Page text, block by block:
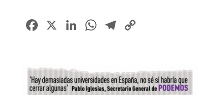
Facebook
X LinkedIn
WhatsApp
Telegram